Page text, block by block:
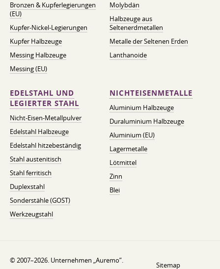
Bronzen & Kupferlegierungen
(EU)
Kupfer-Nickel-Legierungen
Kupfer Halbzeuge
Messing Halbzeuge
Messing (EU)
Molybdän
Halbzeuge aus
Seltenerdmetallen
Metalle der Seltenen Erden
Lanthanoide
EDELSTAHL UND
LEGIERTER STAHL
Nicht-Eisen-Metallpulver
Edelstahl Halbzeuge
Edelstahl hitzebeständig
Stahl austenitisch
Stahl ferritisch
Duplexstahl
Sonderstähle (GOST)
Werkzeugstahl
NICHTEISENMETALLE
Aluminium Halbzeuge
Duraluminium Halbzeuge
Aluminium (EU)
Lagermetalle
Lötmittel
Zinn
Blei
© 2007–2026. Unternehmen „Auremo”.
Sitemap